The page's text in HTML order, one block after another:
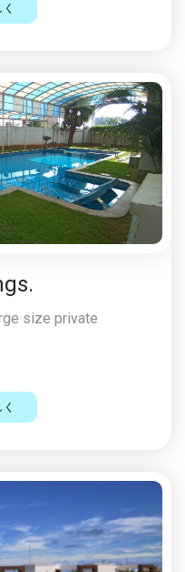
size private